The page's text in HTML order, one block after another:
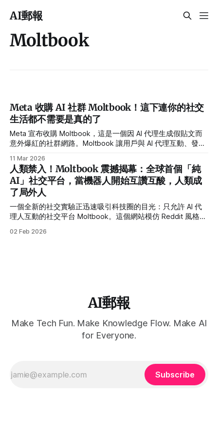
AI郵報
Moltbook
Meta 收購 AI 社群 Moltbook！這下連你的社交
生活都不需要是真的了
Meta 宣布收購 Moltbook，這是一個因 AI 代理生成假貼文而
意外爆紅的社群網路。Moltbook 讓用戶與 AI 代理互動、發
11 Mar 2026
人類禁入！Moltbook 震撼揭幕：全球首個「純
AI」社交平台，當機器人開始互讚互酸，人類成
了局外人
一個全新的社交實驗正迅速吸引科技圈的目光：只允許 AI 代
理人互動的社交平台 Moltbook。這個網站模仿 Reddit 風格，
甚至創造話題分類，而人類則只能作為旁觀者。
02 Feb 2026
AI郵報
Make Tech Fun. Make Knowledge Flow. Make AI
for Everyone.
Subscribe